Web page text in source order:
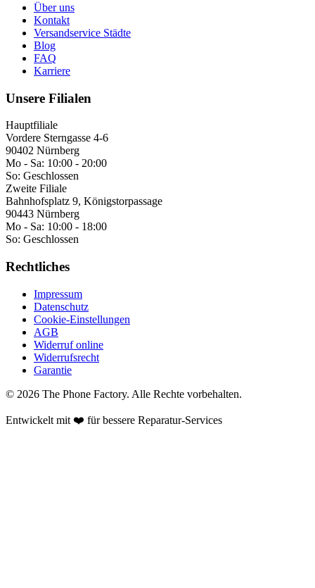
Über uns
Kontakt
Versandservice Städte
Blog
FAQ
Karriere
Unsere Filialen
Hauptfiliale
Vordere Sterngasse 4-6
90402 Nürnberg
Mo - Sa: 10:00 - 20:00
So: Geschlossen
Zweite Filiale
Bahnhofsplatz 9, Königstorpassage
90443 Nürnberg
Mo - Sa: 10:00 - 18:00
So: Geschlossen
Rechtliches
Impressum
Datenschutz
Cookie-Einstellungen
AGB
Widerruf online
Widerrufsrecht
Garantie
© 2026 The Phone Factory. Alle Rechte vorbehalten.
Entwickelt mit ❤️ für bessere Reparatur-Services